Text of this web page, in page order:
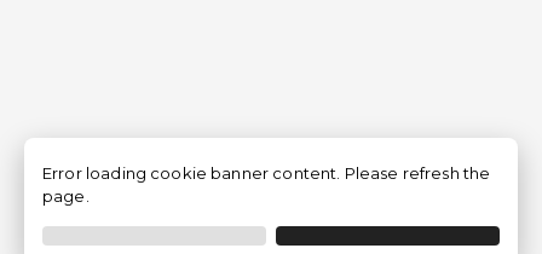
Filtro
Error loading cookie banner content. Please refresh the
page.